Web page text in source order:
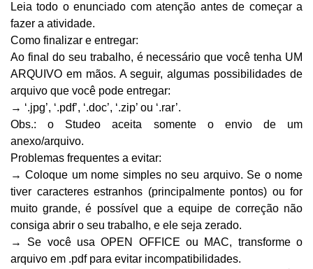
Leia todo o enunciado com atenção antes de começar a
fazer a atividade.
Como finalizar e entregar:
Ao final do seu trabalho, é necessário que você tenha UM
ARQUIVO em mãos. A seguir, algumas possibilidades de
arquivo que você pode entregar:
→ ‘.jpg’, ‘.pdf’, ‘.doc’, ‘.zip’ ou ‘.rar’.
Obs.: o Studeo aceita somente o envio de um
anexo/arquivo.
Problemas frequentes a evitar:
→ Coloque um nome simples no seu arquivo. Se o nome
tiver caracteres estranhos (principalmente pontos) ou for
muito grande, é possível que a equipe de correção não
consiga abrir o seu trabalho, e ele seja zerado.
→ Se você usa OPEN OFFICE ou MAC, transforme o
arquivo em .pdf para evitar incompatibilidades.